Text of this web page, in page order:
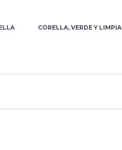
CORELLA, VERDE Y LIMPIA